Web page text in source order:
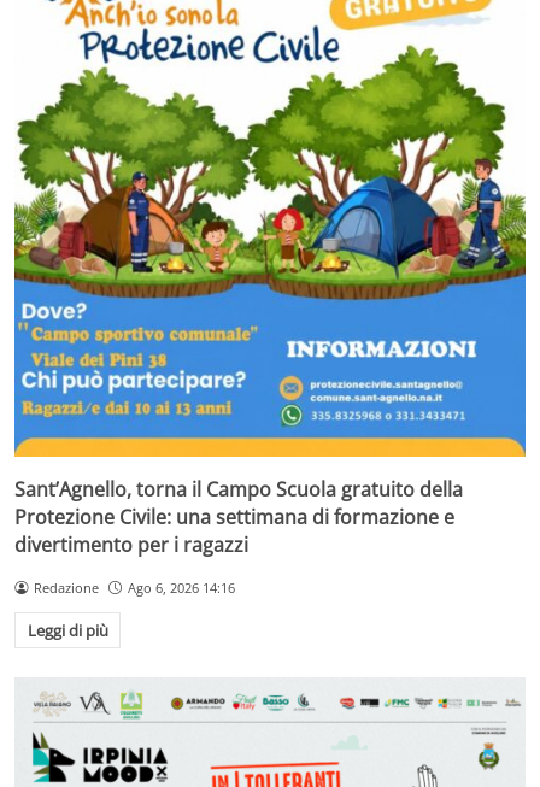
Sant’Agnello, torna il Campo Scuola gratuito della
Protezione Civile: una settimana di formazione e
divertimento per i ragazzi
Redazione Ago 6, 2026 14:16
Leggi di più